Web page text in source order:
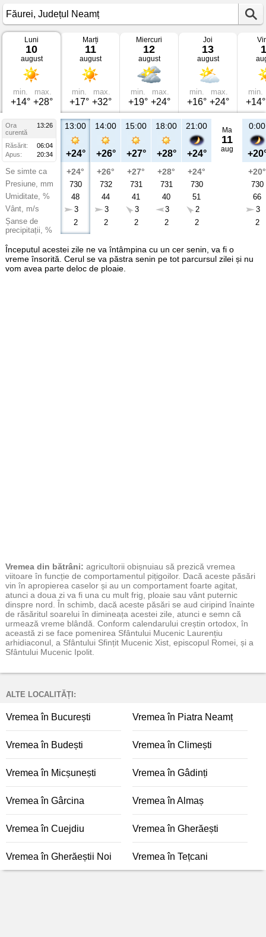
Vremea
Făurei
Județul
Neamț
Luni
10
august
min.
+14°
max.
+28°
Marți
11
august
min.
+17°
max.
+32°
Miercuri
12
august
min.
+19°
max.
+24°
Joi
13
august
min.
+16°
max.
+24°
min.
+14°
Ora
13:26
curentă
Răsărit:
06:04
Apus:
20:34
Se simte ca
Presiune, mm
Umiditate, %
Vânt, m/s
Șanse de
precipitații, %
13:00
+24°
+24°
730
48
3
2
14:00
+26°
+26°
732
44
3
2
15:00
+27°
+27°
731
41
3
2
18:00
+28°
+28°
731
40
3
2
21:00
+24°
+24°
730
51
2
2
Ma
11
aug
0:00
+20°
730
66
3
2
Începutul acestei zile ne va întâmpina cu un cer senin, va fi o
vreme însorită. Cerul se va păstra senin pe tot parcursul zilei și nu
vom avea parte deloc de ploaie.
Vremea din bătrâni: agricultorii obișnuiau să prezică vremea
viitoare în funcție de comportamentul pițigoilor. Dacă aceste păsări
vin în apropierea caselor și au un comportament foarte agitat,
atunci a doua zi va fi una cu mult frig, ploaie sau vânt puternic
dinspre nord. În schimb, dacă aceste păsări se aud ciripind înainte
de răsăritul soarelui în dimineața acestei zile, atunci e semn că
urmează vreme blândă. Conform calendarului creștin ortodox, în
această zi se face pomenirea Sfântului Mucenic Laurențiu
arhidiaconul, a Sfântului Sfințit Mucenic Xist, episcopul Romei, și a
Sfântului Mucenic Ipolit.
ALTE LOCALITĂȚI:
Vremea în București Vremea în Piatra Neamț
Vremea în Budești Vremea în Climești
Vremea în Micșunești Vremea în Gâdinți
Vremea în Gârcina Vremea în Almaș
Vremea în Cuejdiu Vremea în Gherăești
Vremea în Gherăeștii Noi Vremea în Tețcani